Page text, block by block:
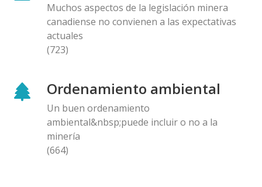
Muchos aspectos de la legislación minera
canadiense no convienen a las expectativas
actuales
(723)
Ordenamiento ambiental
Un buen ordenamiento
ambiental&nbsp;puede incluir o no a la
minería
(664)